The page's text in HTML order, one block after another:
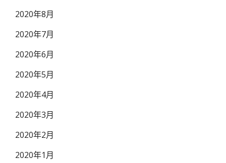
2020年8月
2020年7月
2020年6月
2020年5月
2020年4月
2020年3月
2020年2月
2020年1月